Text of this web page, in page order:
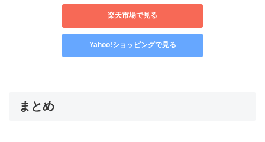
楽天市場で見る
Yahoo!ショッピングで見る
まとめ